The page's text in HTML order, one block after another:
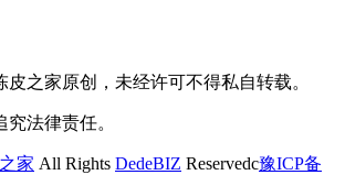
皮之家原创，未经许可不得私自转载。
法律责任。
家 All Rights DedeBIZ Reservedc豫ICP备